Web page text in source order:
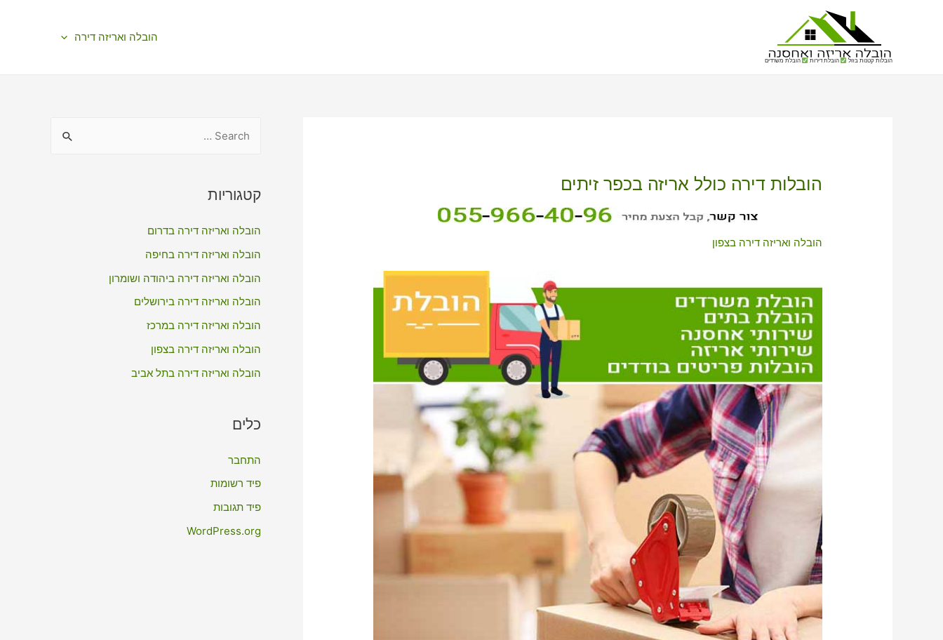
הובלות קטנות בזול הובלת דירות הובלת משרדים
הובלה ואריזה דירה
הובלות דירה כולל אריזה בכפר זיתים
הובלה ואריזה דירה בצפון
r
h
f
o
קטגוריות
הובלה ואריזה דירה בדרום
הובלה ואריזה דירה בחיפה
הובלה ואריזה דירה ביהודה ושומרון
הובלה ואריזה דירה בירושלים
הובלה ואריזה דירה במרכז
הובלה ואריזה דירה בצפון
הובלה ואריזה דירה בתל אביב
כלים
התחבר
פיד רשומות
פיד תגובות
WordPress.org